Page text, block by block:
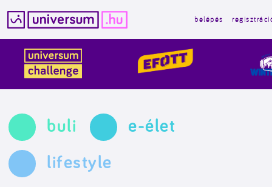
tartalomba
belépés
buli
e-élet
lifestyle